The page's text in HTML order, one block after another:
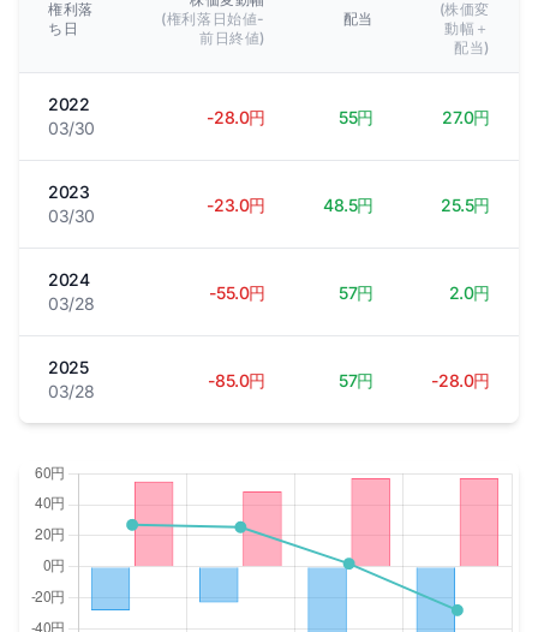
権利落
ち日
(権利落日始値-
前日終値)
配当
(株価変
動幅＋
配当)
2022
03/30
-28.0円 55円 27.0円
2023
03/30
-23.0円 48.5円 25.5円
2024
03/28
-55.0円 57円 2.0円
2025
03/28
-85.0円 57円 -28.0円